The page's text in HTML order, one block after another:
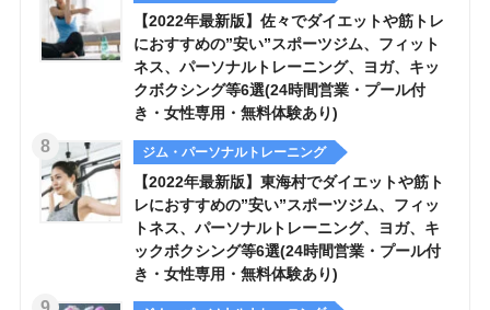
【2022年最新版】佐々でダイエットや筋トレ
におすすめの”安い”スポーツジム、フィット
ネス、パーソナルトレーニング、ヨガ、キッ
クボクシング等6選(24時間営業・プール付
き・女性専用・無料体験あり)
ジム・パーソナルトレーニング
【2022年最新版】東海村でダイエットや筋ト
レにおすすめの”安い”スポーツジム、フィッ
トネス、パーソナルトレーニング、ヨガ、キ
ックボクシング等6選(24時間営業・プール付
き・女性専用・無料体験あり)